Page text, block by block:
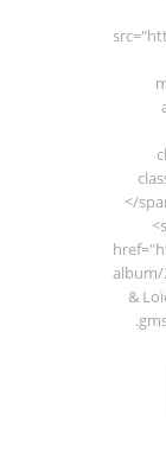
</
album/
&